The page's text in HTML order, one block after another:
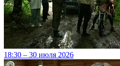
18:30 – 30 июля 2026